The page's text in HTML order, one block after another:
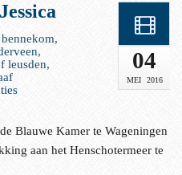
leusden,
04
MEI 2016
Blauwe Kamer te Wageningen
aan het Henschotermeer te